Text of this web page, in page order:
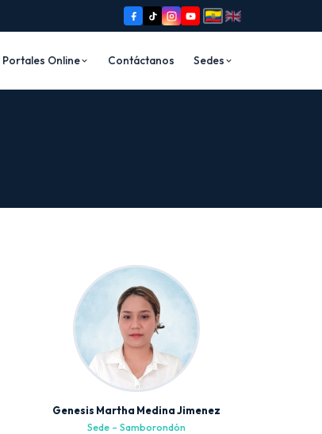
Portales Online Contáctanos Sedes
Genesis Martha Medina Jimenez
Sede – Samborondón